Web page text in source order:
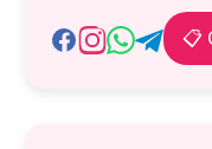
📋